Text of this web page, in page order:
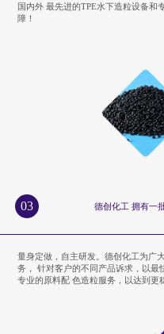
国内外 最先进的TPE水下造粒设备和
障！
03 德创化工 拥有一
量身定做，自主研发。德创化工为广
务， 针对客户的不同产品诉求，以
专业的原料配 色造粒服务，以达到更